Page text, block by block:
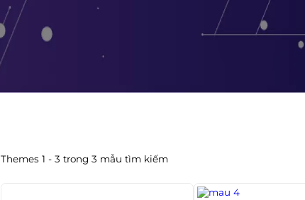
Themes 1 - 3 trong 3 mẫu tìm kiếm